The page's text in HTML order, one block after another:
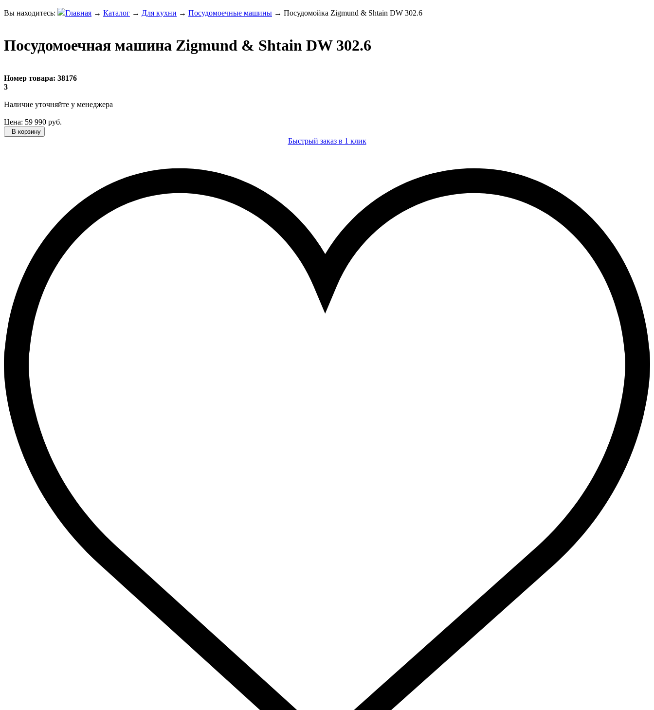
Вы находитесь: Главная → Каталог → Для кухни → Посудомоечные машины → Посудомойка Zigmund & Shtain DW 302.6
Посудомоечная машина Zigmund & Shtain DW 302.6
Номер товара: 38176
3
Наличие уточняйте у менеджера
Цена: 59 990 руб.
В корзину
Быстрый заказ в 1 клик